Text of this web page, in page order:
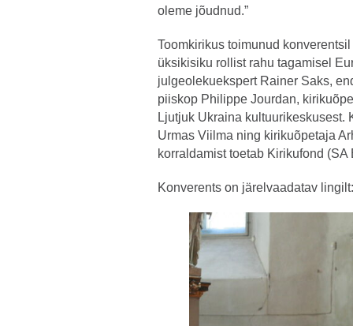
oleme jõudnud.”
Toomkirikus toimunud
üksikisiku rollist rahu tagamisel
julgeolekuekspert Rainer Saks,
piiskop Philippe Jourdan,
Ljutjuk Ukraina
Urmas Viilma ning kirikuõpetaja
korraldamist toetab Kirikufond (SA
Konverents on järelvaadatav